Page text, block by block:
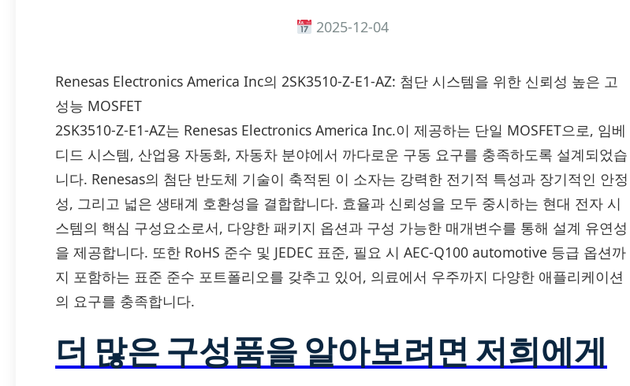
2025-12-04
Renesas Electronics America Inc의 2SK3510-Z-E1-AZ: 첨단 시스템을 위한 신뢰성 높은 고
성능 MOSFET
2SK3510-Z-E1-AZ는 Renesas Electronics America Inc.이 제공하는 단일 MOSFET으로, 임베
디드 시스템, 산업용 자동화, 자동차 분야에서 까다로운 구동 요구를 충족하도록 설계되었습
니다. Renesas의 첨단 반도체 기술이 축적된 이 소자는 강력한 전기적 특성과 장기적인 안정
성, 그리고 넓은 생태계 호환성을 결합합니다. 효율과 신뢰성을 모두 중시하는 현대 전자 시
스템의 핵심 구성요소로서, 다양한 패키지 옵션과 구성 가능한 매개변수를 통해 설계 유연성
을 제공합니다. 또한 RoHS 준수 및 JEDEC 표준, 필요 시 AEC-Q100 automotive 등급 옵션까
지 포함하는 표준 준수 포트폴리오를 갖추고 있어, 의료에서 우주까지 다양한 애플리케이션
의 요구를 충족합니다.
더 많은 구성품을 알아보려면 저희에게